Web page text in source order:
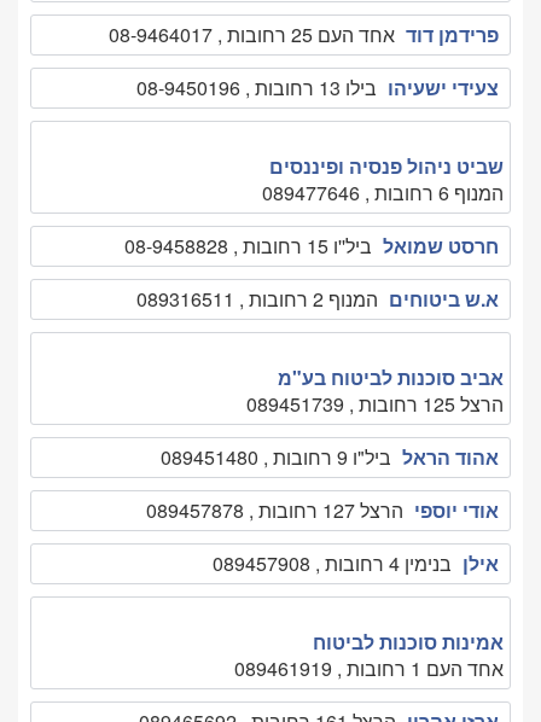
פרידמן דוד אחד העם 25 רחובות , 08-9464017
צעידי ישעיהו בילו 13 רחובות , 08-9450196
שביט ניהול פנסיה ופיננסים
המנוף 6 רחובות , 089477646
חרסט שמואל ביל''ו 15 רחובות , 08-9458828
א.ש ביטוחים המנוף 2 רחובות , 089316511
אביב סוכנות לביטוח בע"מ
הרצל 125 רחובות , 089451739
אהוד הראל ביל"ו 9 רחובות , 089451480
אודי יוספי הרצל 127 רחובות , 089457878
אילן בנימין 4 רחובות , 089457908
אמינות סוכנות לביטוח
אחד העם 1 רחובות , 089461919